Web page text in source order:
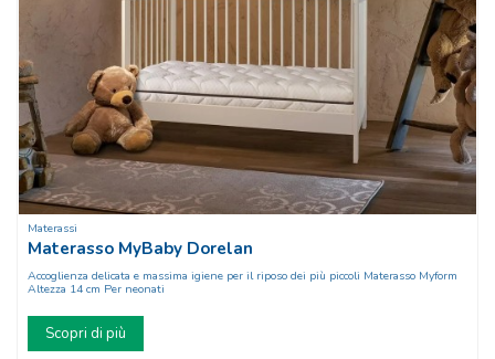
Materassi
Materasso MyBaby Dorelan
Accoglienza delicata e massima igiene per il riposo dei più piccoli Materasso Myform
Altezza 14 cm Per neonati
Scopri di più